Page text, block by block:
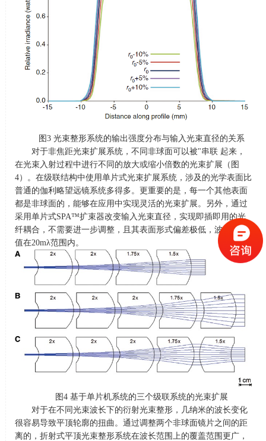
图 3 光束整形系统的输出强度分布与输入光束直径的关系
对于非焦距光束扩展系统，不同非球面可以被"串联 起来，
在光束入射过程中进行不同的放大或缩小倍数的光束扩展（图
4）。在级联结构中使用单片式光束扩展系统，涉及的光学表面比
普通的伽利略望远镜系统多得多。更重要的是，每一个其他表面
都是非球面的，能够在应用中实现灵活的光束扩展。另外，通过
采用单片式SPA™扩束器改变输入光束直径，实现即插即用的光
纤耦合，不需要进一步调整，且其表面形式偏差极低，波前
RMS
值在20mλ范围内。
图 4 基于单片机系统的三个级联系统的光束扩展
对于在不同光束波长下的衍射光束整形，几纳米的波长变化
很容易导致平顶轮廓的扭曲。通过调整两个非球面镜片之间的距
离的，折射式平顶光束整形系统在波长范围上的覆盖范围更广，